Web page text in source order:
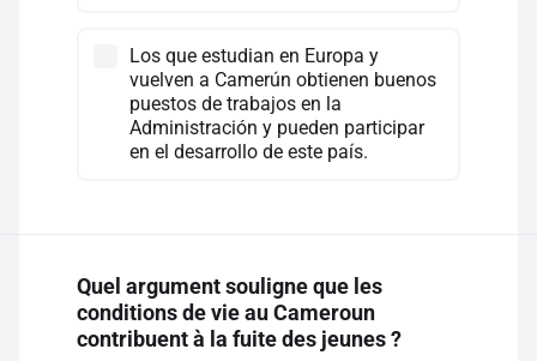
Los que estudian en Europa y
vuelven a Camerún obtienen buenos
puestos de trabajos en la
Administración y pueden participar
en el desarrollo de este país.
Quel argument souligne que les
conditions de vie au Cameroun
contribuent à la fuite des jeunes ?